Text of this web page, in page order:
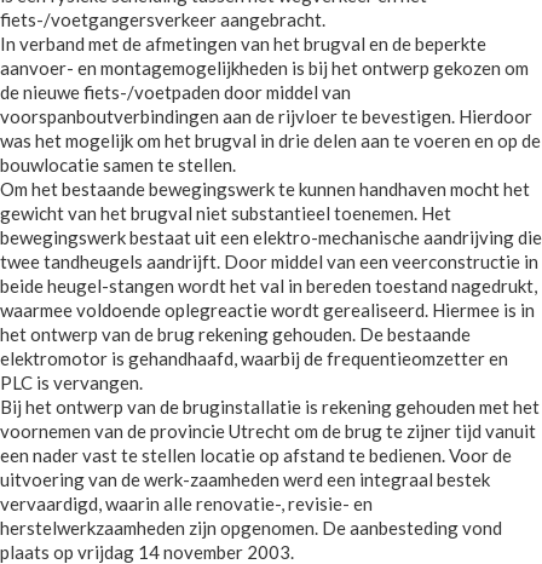
fiets-/voetgangersverkeer aangebracht.
In verband met de afmetingen van het brugval en de beperkte
aanvoer- en montagemogelijkheden is bij het ontwerp gekozen om
de nieuwe fiets-/voetpaden door middel van
voorspanboutverbindingen aan de rijvloer te bevestigen. Hierdoor
was het mogelijk om het brugval in drie delen aan te voeren en op de
bouwlocatie samen te stellen.
Om het bestaande bewegingswerk te kunnen handhaven mocht het
gewicht van het brugval niet substantieel toenemen. Het
bewegingswerk bestaat uit een elektro-mechanische aandrijving die
twee tandheugels aandrijft. Door middel van een veerconstructie in
beide heugel-stangen wordt het val in bereden toestand nagedrukt,
waarmee voldoende oplegreactie wordt gerealiseerd. Hiermee is in
het ontwerp van de brug rekening gehouden. De bestaande
elektromotor is gehandhaafd, waarbij de frequentieomzetter en
PLC is vervangen.
Bij het ontwerp van de bruginstallatie is rekening gehouden met het
voornemen van de provincie Utrecht om de brug te zijner tijd vanuit
een nader vast te stellen locatie op afstand te bedienen. Voor de
uitvoering van de werk-zaamheden werd een integraal bestek
vervaardigd, waarin alle renovatie-, revisie- en
herstelwerkzaamheden zijn opgenomen. De aanbesteding vond
plaats op vrijdag 14 november 2003.